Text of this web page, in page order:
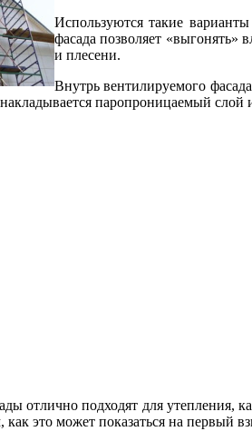
Используются такие
фасада позволяет «выгонять»
и плесени.
Внутрь вентилируемого
паропроницаемый
отлично подходят для утепления,
это может показаться на первый